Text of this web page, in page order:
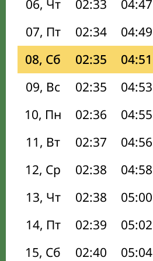
06, Чт
02:33 04:47
07, Пт
02:34 04:49
08, Сб
02:35 04:51
09, Вс
02:35 04:53
10, Пн
02:36 04:55
11, Вт
02:37 04:56
12, Ср
02:38 04:58
13, Чт
02:38 05:00
14, Пт
02:39 05:02
15, Сб
02:40 05:04